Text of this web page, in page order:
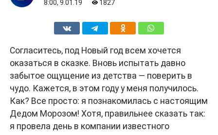
8:00, 9.01.19 1827
Согласитесь, под Новый год всем хочется
оказаться в сказке. Вновь испытать давно
забытое ощущение из детства — поверить в
чудо. Кажется, в этом году у меня получилось.
Как? Все просто: я познакомилась с настоящим
Дедом Морозом! Хотя, правильнее сказать так:
я провела день в компании известного